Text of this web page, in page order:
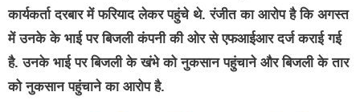
कार्यकर्ता दरबार में फरियाद लेकर पहुंचे थे. रंजीत का आरोप है कि अगस्त
में उनके के भाई पर बिजली कंपनी की ओर से एफआईआर दर्ज कराई गई
है. उनके भाई पर बिजली के खंभे को नुकसान पहुंचाने और बिजली के तार
को नुकसान पहुंचाने का आरोप है.